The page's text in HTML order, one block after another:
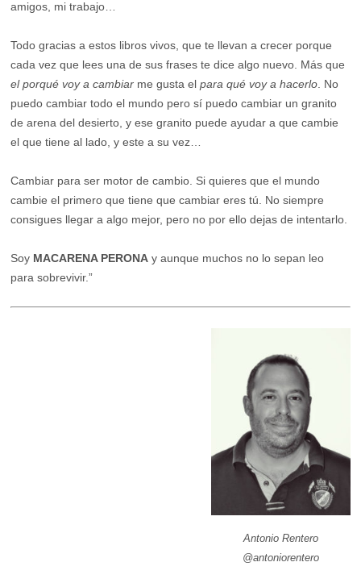
amigos, mi trabajo…
Todo gracias a estos libros vivos, que te llevan a crecer porque
cada vez que lees una de sus frases te dice algo nuevo. Más que
el porqué voy a cambiar me gusta elpara qué voy a hacerlo. No
puedo cambiar todo el mundo pero sí puedo cambiar un granito
de arena del desierto, y ese granito puede ayudar a que cambie
el que tiene al lado, y este a su vez…
Cambiar para ser motor de cambio. Si quieres que el mundo
cambie el primero que tiene que cambiar eres tú. No siempre
consigues llegar a algo mejor, pero no por ello dejas de intentarlo.
Soy MACARENA PERONA y aunque muchos no lo sepan leo
para sobrevivir.”
Antonio Rentero
@antoniorentero